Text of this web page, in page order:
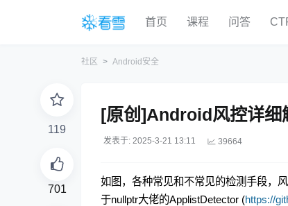
首页 课程 问答
社区 Android安全
119
701
[原创]Android风控详细
发表于: 2025-3-21 13:11 39664
如图，各种常见和不常见的检测手段，
于nullptr大佬的ApplistDetector (https://